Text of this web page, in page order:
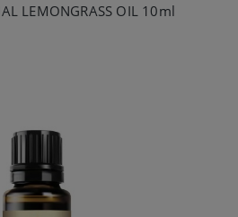
LEMONGRASS OIL 10ml